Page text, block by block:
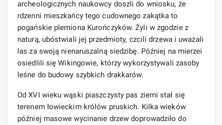
archeologicznych naukowcy doszli do wniosku, że
rdzenni mieszkańcy tego cudownego zakątka to
pogańskie plemiona Kurończyków. Żyli w zgodzie z
naturą, ubóstwiali jej przedmioty, czcili drzewa i uważali
las za swoją nienaruszalną siedzibę. Później na mierzei
osiedlili się Wikingowie, którzy wykorzystywali zasoby
leśne do budowy szybkich drakkarów.
Od XVI wieku wąski piaszczysty pas ziemi stał się
terenem łowieckim królów pruskich. Kilka wieków
później masowe wycinanie drzew doprowadziło do